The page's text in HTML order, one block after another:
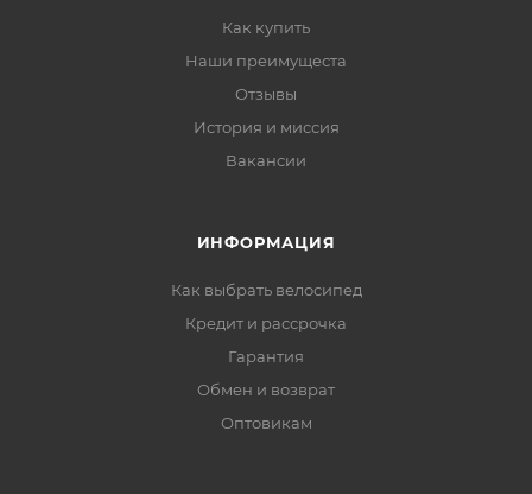
Как купить
Наши преимущеста
Отзывы
История и миссия
Вакансии
ИНФОРМАЦИЯ
Как выбрать велосипед
Кредит и рассрочка
Гарантия
Обмен и возврат
Оптовикам